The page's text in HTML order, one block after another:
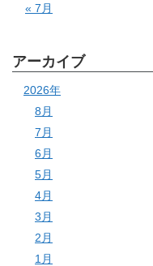
« 7月
アーカイブ
2026年
8月
7月
6月
5月
4月
3月
2月
1月